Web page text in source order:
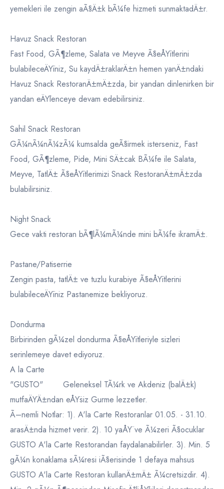
yemekleri ile zengin aÃ§Ä±k bÃ¼fe hizmeti sunmaktadÄ±r.
Havuz Snack Restoran
Fast Food, GÃ¶zleme, Salata ve Meyve Ã§eÅŸitlerini
bulabileceÄŸiniz, Su kaydÄ±raklarÄ±n hemen yanÄ±ndaki
Havuz Snack RestoranÄ±mÄ±zda, bir yandan dinlenirken bir
yandan eÄŸlenceye devam edebilirsiniz.
Sahil Snack Restoran
GÃ¼nÃ¼nÃ¼zÃ¼ kumsalda geÃ§irmek isterseniz, Fast
Food, GÃ¶zleme, Pide, Mini SÄ±cak BÃ¼fe ile Salata,
Meyve, TatlÄ± Ã§eÅŸitlerimizi Snack RestoranÄ±mÄ±zda
bulabilirsiniz.
Night Snack
Gece vakti restoran bÃ¶lÃ¼mÃ¼nde mini bÃ¼fe ikramÄ±.
Pastane/Patiserrie
Zengin pasta, tatlÄ± ve tuzlu kurabiye Ã§eÅŸitlerini
bulabileceÄŸiniz Pastanemize bekliyoruz.
Dondurma
Birbirinden gÃ¼zel dondurma Ã§eÅŸitleriyle sizleri
serinlemeye davet ediyoruz.
A la Carte
"GUSTO" Geleneksel TÃ¼rk ve Akdeniz (balÄ±k)
mutfaÄŸÄ±ndan eÅŸsiz Gurme lezzetler.
Ã–nemli Notlar: 1). A'la Carte Restoranlar 01.05. - 31.10.
arasÄ±nda hizmet verir. 2). 10 yaÅŸ ve Ã¼zeri Ã§ocuklar
GUSTO A'la Carte Restorandan faydalanabilirler. 3). Min. 5
gÃ¼n konaklama sÃ¼resi iÃ§erisinde 1 defaya mahsus
GUSTO A'la Carte Restoran kullanÄ±mÄ± Ã¼cretsizdir. 4).